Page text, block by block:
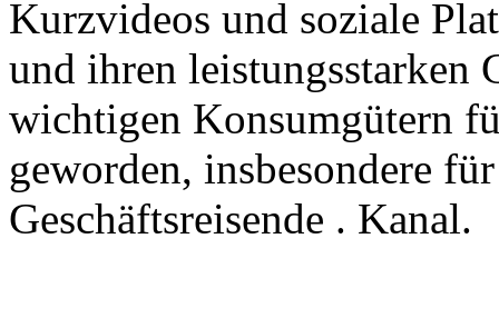
Kurzvideos und soziale
und ihren leistungsstarken
wichtigen Konsumgütern
geworden, insbesondere
Geschäftsreisende . Kanal.